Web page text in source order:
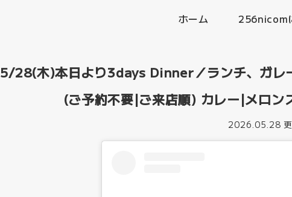
ホーム 256nicom
5/28(木)本日より3days Dinner／ランチ、ガレ
(ご予約不要|ご来店順) カレー|メロ
2026.05.28